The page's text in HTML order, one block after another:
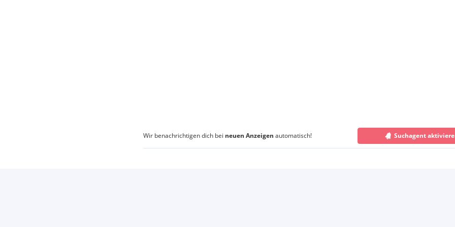
Wir benachrichtigen dich bei neuen Anzeigen automatisch! Suchagent